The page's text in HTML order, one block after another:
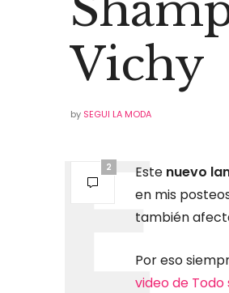
Vichy
by SEGUI LA MODA
2 Este nuevo
en mis
también
Por eso
video de